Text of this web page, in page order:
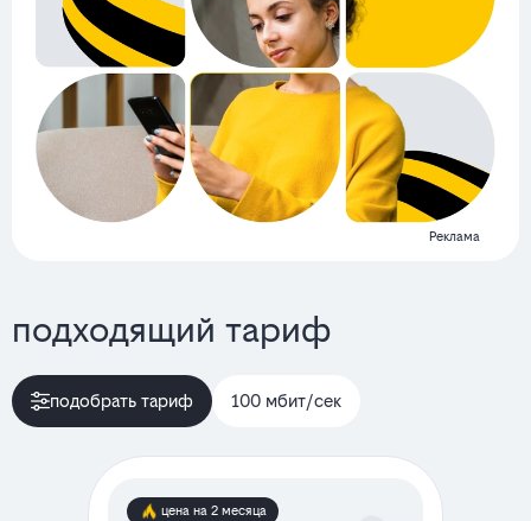
Реклама
подходящий тариф
подобрать тариф 100 мбит/сек
цена на 2 месяца